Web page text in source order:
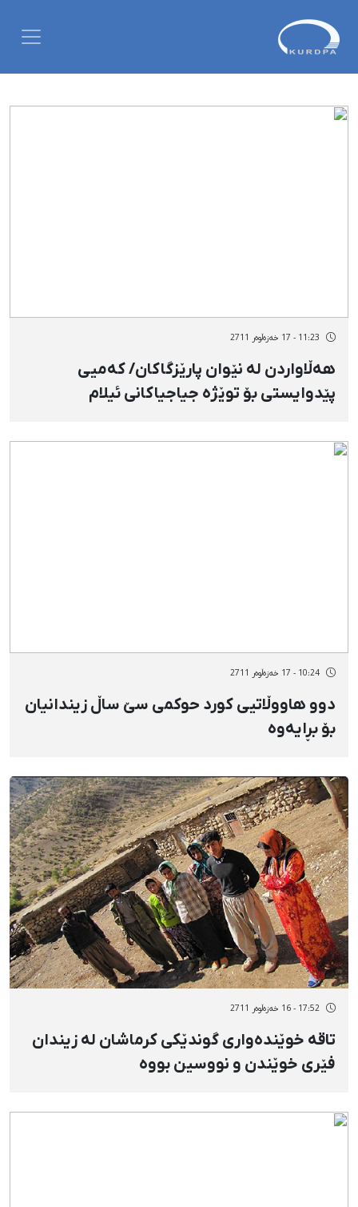
11:23 - 17 خەزەڵوەر 2711
هەڵاواردن لە نێوان پارێزگاكان/ كەمیی
پێدوایستی بۆ توێژە جیاجیاكانی ئیلام
10:24 - 17 خەزەڵوەر 2711
دوو هاووڵاتیی كورد حوكمی سێ‌ ساڵ زیندانيان
بۆ بڕایەوە
17:52 - 16 خەزەڵوەر 2711
تاقە خوێندەواری گوندێكی كرماشان لە زیندان
فێری خوێندن و نووسین بووە